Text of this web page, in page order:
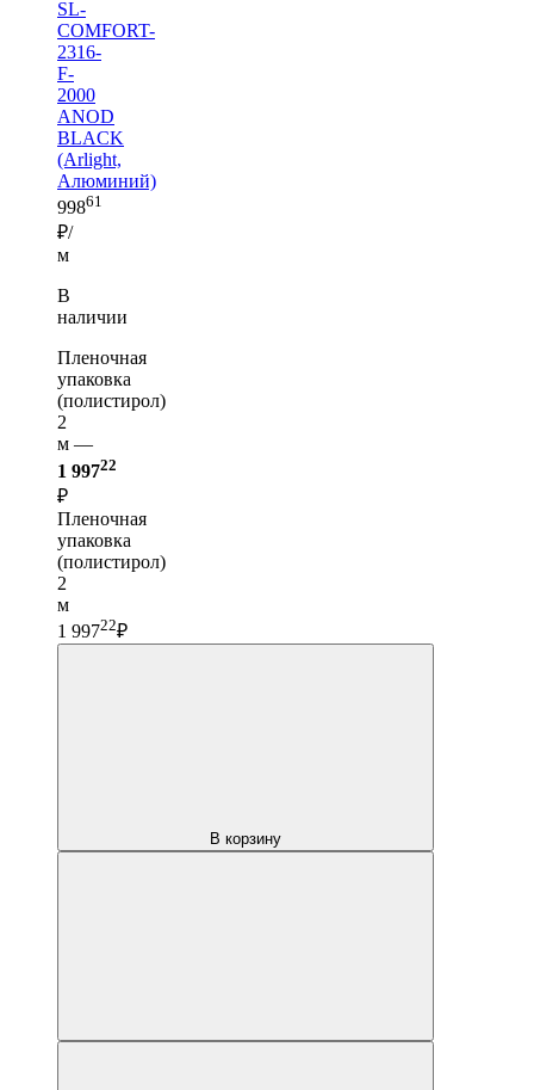
SL-
COMFORT-
2316-
F-
2000
ANOD
BLACK
(Arlight,
Алюминий)
99861
₽/
м
В
наличии
Пленочная
упаковка
(полистирол)
2
м —
1 99722
₽
Пленочная
упаковка
(полистирол)
2
м
1 99722₽
В корзину